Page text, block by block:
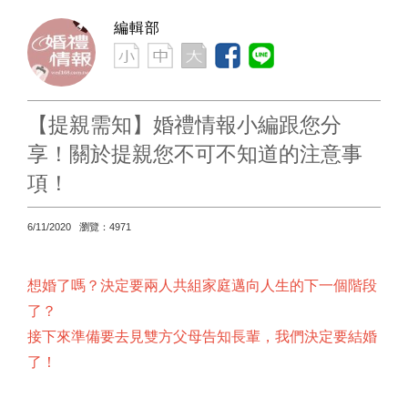
編輯部
【提親需知】婚禮情報小編跟您分
享！關於提親您不可不知道的注意事
項！
6/11/2020 瀏覽：4971
想婚了嗎？決定要兩人共組家庭邁向人生的下一個階段
了？
接下來準備要去見雙方父母告知長輩，我們決定要結婚
了！